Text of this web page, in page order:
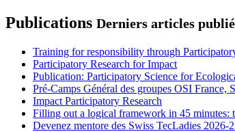
Publications Derniers articles
Training for responsibility through
Participatory Research for Impact
Publication: Participatory Science for
Pré-Camps Général des groupes OSI France,
Impact Participatory Research
Filling out a logical framework in 45 minutes:
Devenez mentore des Swiss TecLadies 2026-